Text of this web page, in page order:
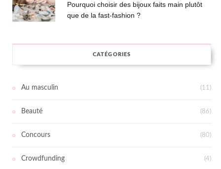
Pourquoi choisir des bijoux faits main plutôt
que de la fast-fashion ?
CATÉGORIES
Au masculin (11)
Beauté (86)
Concours (80)
Crowdfunding (4)